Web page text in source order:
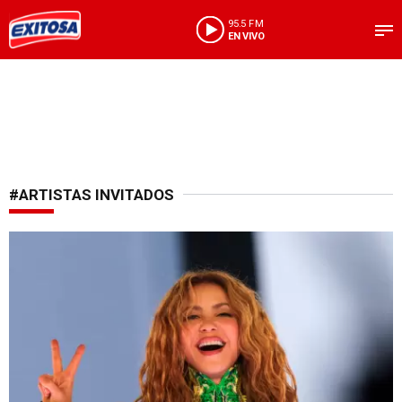
95.5 FM
EN VIVO
#ARTISTAS INVITADOS